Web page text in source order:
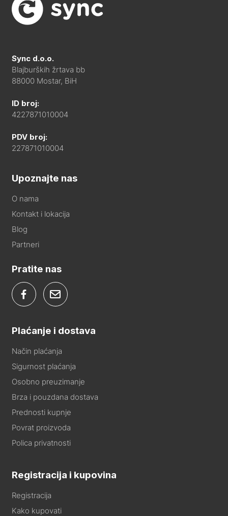
Sync d.o.o.
Blajburških žrtava bb
88000 Mostar, BiH
ID broj:
4227871010004
PDV broj:
227871010004
Upoznajte nas
O nama
Kontakt i lokacija
Blog
Partneri
Pratite nas
Plaćanje i dostava
Način plaćanja
Sigurnost plaćanja
Osobno preuzimanje
Brza i pouzdana dostava
Prednosti kupnje
Povrat proizvoda
Polica privatnosti
Registracija i kupovina
Registracija
Kako kupovati